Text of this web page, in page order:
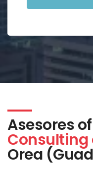
Asesores
Consulting
Orea